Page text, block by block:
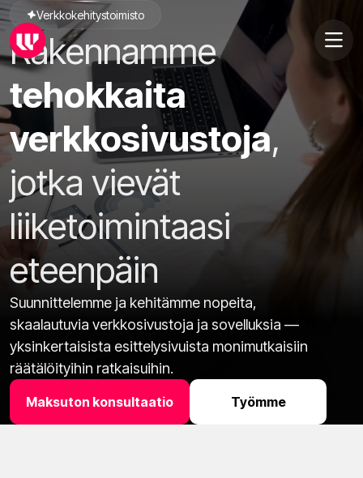
Verkkokehitystoimisto
Rakennamme
tehokkaita
verkkosivustoja,
jotka vievät
liiketoimintaasi
eteenpäin
Suunnittelemme ja kehitämme nopeita,
skaalautuvia verkkosivustoja ja sovelluksia —
yksinkertaisista esittelysivuista monimutkaisiin
räätälöityihin ratkaisuihin.
Maksuton konsultaatio Työmme